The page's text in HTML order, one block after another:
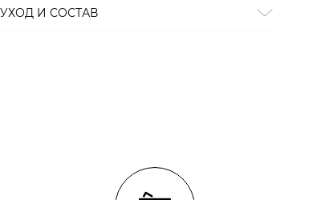
УХОД И СОСТАВ